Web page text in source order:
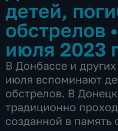
детей,
обстрелов •
июля 2023
В Донбассе и
июля вспоминают
обстрелов. В
традиционно
созданной в память